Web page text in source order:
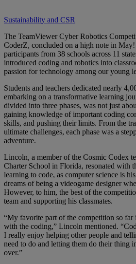
Sustainability and CSR
The TeamViewer Cyber Robotics
CoderZ, concluded on a high note in
participants from 38 schools across 11
introduced coding and robotics into
passion for technology among our young
Students and teachers dedicated nearly
embarking on a transformative learning
divided into three phases, was not just
gaining knowledge of important coding
skills, and pushing their limits. From the
ultimate challenges, each phase was a
adventure.
Lincoln, a member of the Cosmic Codex
Charter School in Florida, resonated with
learning to code, as computer science is
dreams of being a videogame designer
However, to him, the best of the
team and supporting his classmates.
“My favorite part of the competition so
with the coding,” Lincoln mentioned.
I really enjoy helping other people and
need to do and letting them do their thing
over.”